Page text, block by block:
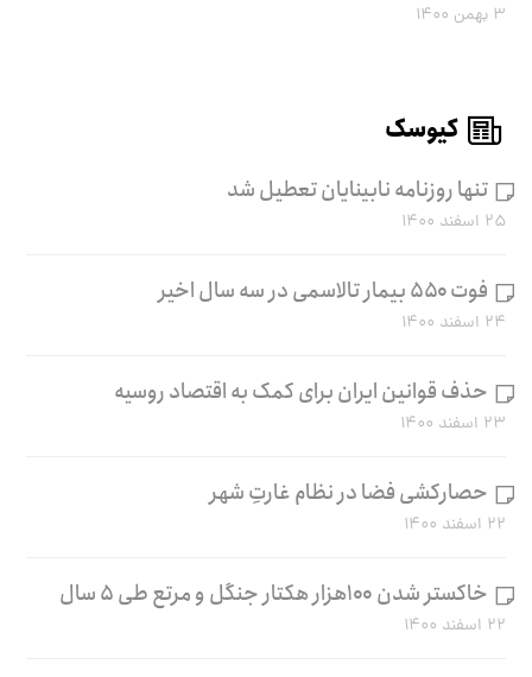
۳ بهمن ۱۴۰۰
کیوسک
تنها روزنامه نابینایان تعطیل شد
۲۵ اسفند ۱۴۰۰
فوت ۵۵۰ بیمار تالاسمی در سه سال اخیر
۲۴ اسفند ۱۴۰۰
حذف قوانین ایران برای کمک به اقتصاد روسیه
۲۳ اسفند ۱۴۰۰
حصارکشی فضا در نظام غارتِ شهر
۲۲ اسفند ۱۴۰۰
خاکستر شدن ۱۰۰هزار هکتار جنگل و مرتع طی ۵ سال
۲۲ اسفند ۱۴۰۰